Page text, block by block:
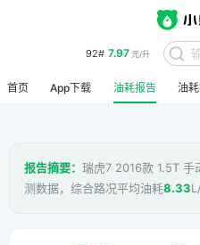
92# 7.97元/升
首页 App下载 油耗报告 油
报告摘要： 瑞虎7 2016款 1.5T 手
测数据，综合路况平均油耗8.33